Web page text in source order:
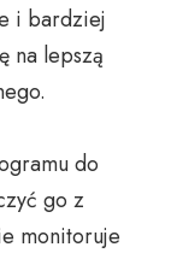
i bardziej
na lepszą
do
go z
monitoruje